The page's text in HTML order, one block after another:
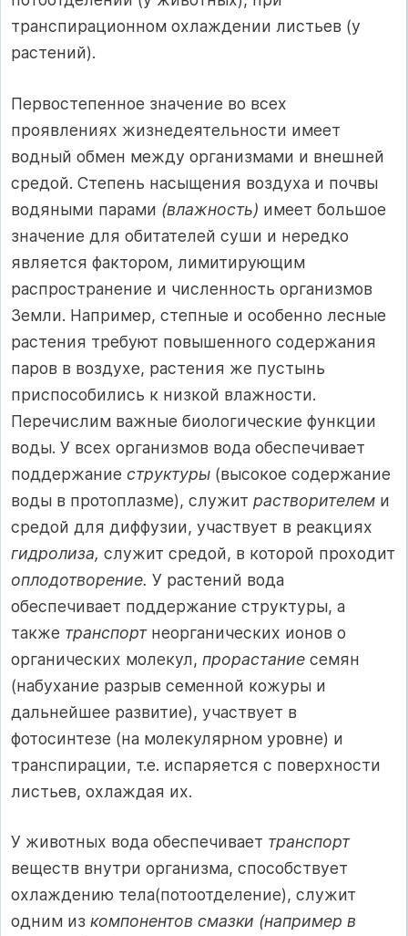
транспирационном охлаждении листьев (у
растений).
Первостепенное значение во всех
проявлениях жизнедеятельности имеет
водный обмен между организмами и внешней
средой. Степень насыщения воздуха и почвы
водяными парами (влажность) имеет большое
значение для обитателей суши и нередко
является фактором, лимитирующим
распространение и численность организмов
Земли. Например, степные и особенно лесные
растения требуют повышенного содержания
паров в воздухе, растения же пустынь
приспособились к низкой влажности.
Перечислим важные биологические функции
воды. У всех организмов вода обеспечивает
поддержание структуры (высокое содержание
воды в протоплазме), служит растворителем и
средой для диффузии, участвует в реакциях
гидролиза, служит средой, в которой проходит
оплодотворение. У растений вода
обеспечивает поддержание структуры, а
также транспортнеорганических ионов о
органических молекул, прорастание семян
(набухание разрыв семенной кожуры и
дальнейшее развитие), участвует в
фотосинтезе (на молекулярном уровне) и
транспирации, т.е. испаряется с поверхности
листьев, охлаждая их.
У животных вода обеспечивает транспорт
веществ внутри организма, способствует
охлаждению тела(потоотделение), служит
одним из компонентов смазки (например в